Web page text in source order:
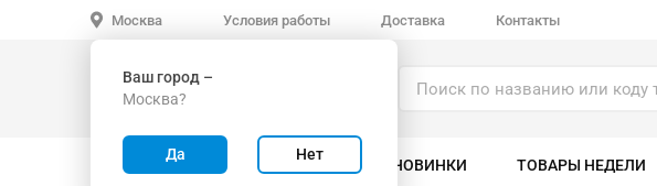
Москва
Ваш город –
Москва?
Да Нет
Условия работы Доставка Контакты
ВСЕ ТОВАРЫ ВЕЛОСИПЕДЫ НОВИНКИ ТОВАРЫ НЕДЕЛИ